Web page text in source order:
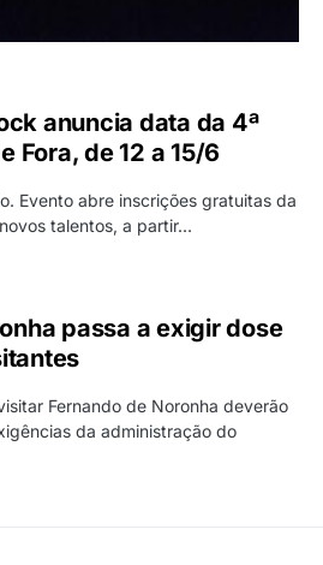
anuncia data da 4ª
Fora, de 12 a 15/6
Evento abre inscrições gratuitas da
talentos, a partir…
passa a exigir dose
Fernando de Noronha deverão
da administração do